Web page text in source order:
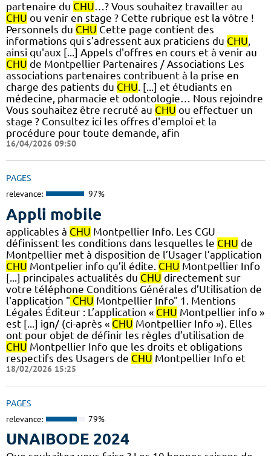
partenaire du CHU…? Vous souhaitez travailler au
CHU ou venir en stage ? Cette rubrique est la vôtre !
Personnels du CHU Cette page contient des
informations qui s'adressent aux praticiens du CHU,
ainsi qu'aux [...] Appels d'offres en cours et à venir au
CHU de Montpellier Partenaires / Associations Les
associations partenaires contribuent à la prise en
charge des patients du CHU. [...] et étudiants en
médecine, pharmacie et odontologie… Nous rejoindre
Vous souhaitez être recruté au CHU ou effectuer un
stage ? Consultez ici les offres d'emploi et la
procédure pour toute demande, afin
16/04/2026 09:50
PAGES
relevance: 97%
Appli mobile
applicables à CHU Montpellier Info. Les CGU
définissent les conditions dans lesquelles le CHU de
Montpellier met à disposition de l’Usager l’application
CHU Montpelier info qu’il édite. CHU Montpellier Info
[...] principales actualités du CHU directement sur
votre téléphone Conditions Générales d’Utilisation de
l'application " CHU Montpellier Info" 1. Mentions
Légales Éditeur : L’application « CHU Montpellier info »
est [...] ign/ (ci-après « CHU Montpellier Info »). Elles
ont pour objet de définir les règles d’utilisation de
CHU Montpellier Info que les droits et obligations
respectifs des Usagers de CHU Montpellier Info et
18/02/2026 15:25
PAGES
relevance: 79%
UNAIBODE 2024